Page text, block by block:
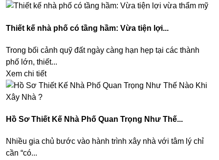
Thiết kế nhà phố có tầng hầm: Vừa tiện lợi...
Trong bối cảnh quỹ đất ngày càng hạn hẹp tại các thành
phố lớn, thiết...
Xem chi tiết
Hồ Sơ Thiết Kế Nhà Phố Quan Trọng Như Thế...
Nhiều gia chủ bước vào hành trình xây nhà với tâm lý chỉ
cần “có...